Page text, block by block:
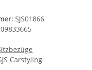
SJS01866
Carstyling